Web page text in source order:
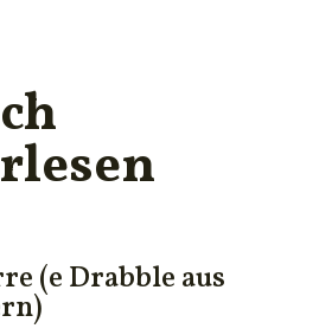
(e Drabble aus